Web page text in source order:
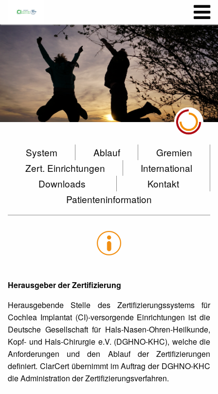
System Ablauf
Gremien
Zert. Einrichtungen
International
Downloads
Kontakt
Patienteninformation
Herausgeber der Zertifizierung
Herausgebende Stelle des Zertifizierungssystems für
Cochlea Implantat (CI)-versorgende Einrichtungen ist die
Deutsche Gesellschaft für Hals-Nasen-Ohren-Heilkunde,
Kopf- und Hals-Chirurgie e.V. (DGHNO-KHC), welche die
Anforderungen und den Ablauf der Zertifizierungen
definiert. ClarCert übernimmt im Auftrag der DGHNO-KHC
die Administration der Zertifizierungsverfahren.